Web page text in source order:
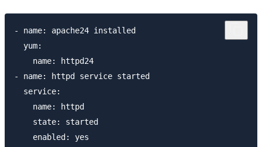
- name: apache24 installed
  yum:
    name: httpd24
- name: httpd service started
  service:
    name: httpd
    state: started